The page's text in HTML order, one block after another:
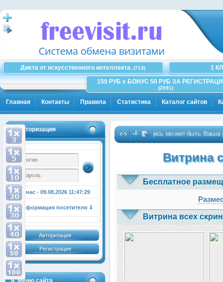
Диета от искусственного интеллекта. (713)
1
150 РУБ x БОНУС 50 РУБ ЗА
(2591)
Главная Контакты Правила Статистика Каталог сайтов
Авторизация
У нас - 09.08.202611:47:29
Информация посетителя ⇓
Авторизация
Регистрация
Меню сайта
Здесь может быть Ваша
Витрина
Бесплатное
Витрина всех